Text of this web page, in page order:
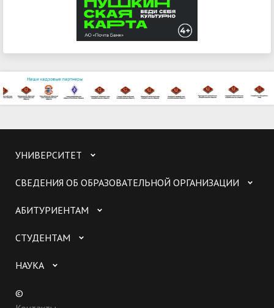
УНИВЕРСИТЕТ
СВЕДЕНИЯ ОБ ОБРАЗОВАТЕЛЬНОЙ ОРГАНИЗАЦИИ
АБИТУРИЕНТАМ
СТУДЕНТАМ
НАУКА
©